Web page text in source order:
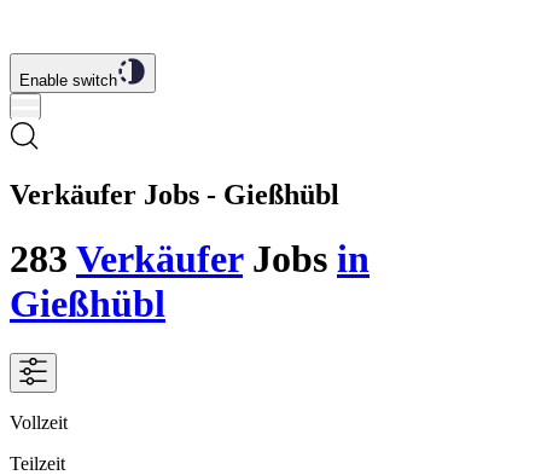
Enable switch
Verkäufer Jobs - Gießhübl
283 VerkäuferJobs in
Gießhübl
Vollzeit
Teilzeit